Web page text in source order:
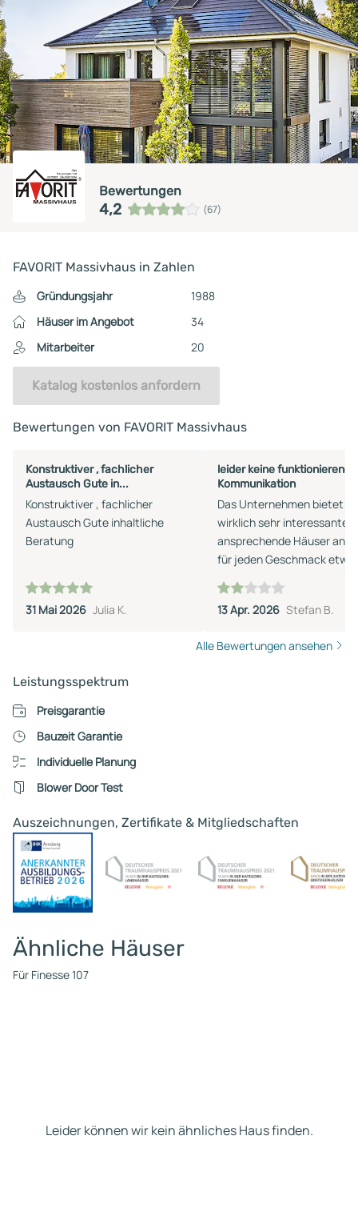
Bewertungen
4,2 (67)
FAVORIT Massivhaus in Zahlen
Gründungsjahr
1988
Häuser im Angebot
34
Mitarbeiter
20
Katalog kostenlos anfordern
Bewertungen von FAVORIT Massivhaus
Konstruktiver , fachlicher
Austausch Gute in...
Konstruktiver , fachlicher
Austausch Gute inhaltliche
Beratung
31 Mai 2026 Julia K.
leider keine funktionierende
Kommunikation
Das Unternehmen bietet
wirklich sehr interessante
ansprechende Häuser an,
für jeden Geschmack
übersichtlich und
aufgebaut und auch an der
etwas zu verbessern.
gegenüber steht eine
mehrfache, telefonische
Kontaktaufnahmen des
Telefondienstes nach dem
Stand des Interesses, was nach
jetziges Haus daher
13 Apr. 2026 Stefan B.
Alle Bewertungen ansehen
Leistungsspektrum
Preisgarantie
Bauzeit Garantie
Individuelle Planung
Blower Door Test
Auszeichnungen, Zertifikate & Mitgliedschaften
Ähnliche Häuser
Für Finesse 107
Leider können wir kein ähnliches Haus finden.